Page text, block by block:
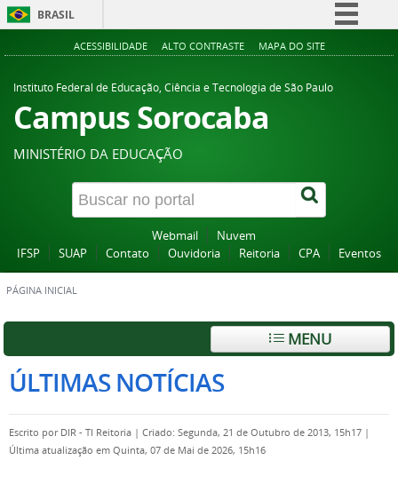
BRASIL
Simplifique!
Acesso à informação
Canais
ACESSIBILIDADE ALTO CONTRASTE MAPA DO SITE
Instituto Federal de Educação, Ciência e Tecnologia de São Paulo
Campus Sorocaba
MINISTÉRIO DA EDUCAÇÃO
Webmail
Nuvem
IFSP
SUAP Contato Ouvidoria Reitoria CPA Eventos
PÁGINA INICIAL
MENU
ÚLTIMAS NOTÍCIAS
Escrito por DIR - TI Reitoria | Criado: Segunda, 21 de Outubro de 2013, 15h17 |
Última atualização em Quinta, 07 de Mai de 2026, 15h16